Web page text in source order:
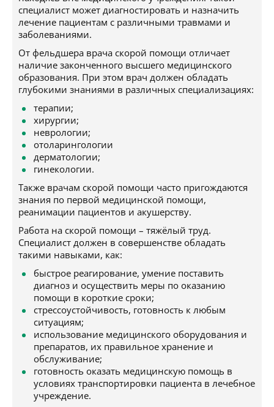
специалист может диагностировать и назначить
лечение пациентам с различными травмами и
заболеваниями.
От фельдшера врача скорой помощи отличает
наличие законченного высшего медицинского
образования. При этом врач должен обладать
глубокими знаниями в различных специализациях:
терапии;
хирургии;
неврологии;
отоларингологии
дерматологии;
гинекологии.
Также врачам скорой помощи часто пригождаются
знания по первой медицинской помощи,
реанимации пациентов и акушерству.
Работа на скорой помощи – тяжёлый труд.
Специалист должен в совершенстве обладать
такими навыками, как:
быстрое реагирование, умение поставить
диагноз и осуществить меры по оказанию
помощи в короткие сроки;
стрессоустойчивость, готовность к любым
ситуациям;
использование медицинского оборудования и
препаратов, их правильное хранение и
обслуживание;
готовность оказать медицинскую помощь в
условиях транспортировки пациента в лечебное
учреждение.